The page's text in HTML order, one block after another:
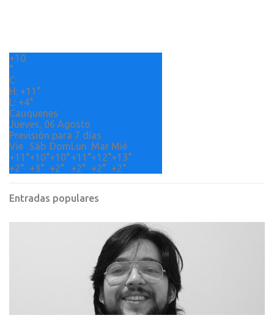
i
s
+10
°
C
H: +11°
L: +4°
Cauquenes
Jueves, 06 Agosto
Previsión para 7 días
Vie
Sáb DomLun Mar Mié
+11°+10°+10°+11°+12°+13°
+2° +3° +2° +2° +2° +2°
Entradas populares